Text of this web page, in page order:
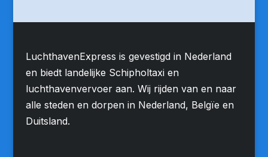
LuchthavenExpress is gevestigd in Nederland
en biedt landelijke Schipholtaxi en
luchthavenvervoer aan. Wij rijden van en naar
alle steden en dorpen in Nederland, Belgïe en
Duitsland.